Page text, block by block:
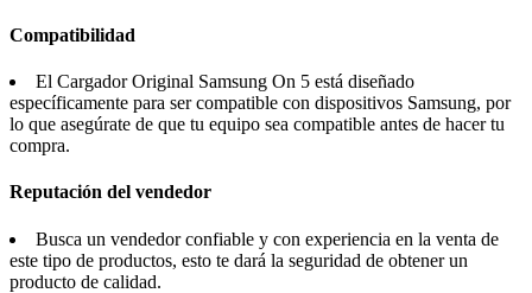
Compatibilidad
El Cargador Original Samsung On 5 está diseñado
específicamente para ser compatible con dispositivos Samsung, por
lo que asegúrate de que tu equipo sea compatible antes de hacer tu
compra.
Reputación del vendedor
Busca un vendedor confiable y con experiencia en la venta de
este tipo de productos, esto te dará la seguridad de obtener un
producto de calidad.